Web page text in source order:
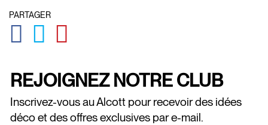
PARTAGER
GLOBAL.SOCIALSHARE.FACEBOOK
GLOBAL.SOCIALSHARE.TWITTER
REJOIGNEZ NOTRE CLUB
Inscrivez-vous au Alcott pour recevoir des idées
déco et des offres exclusives par e-mail.